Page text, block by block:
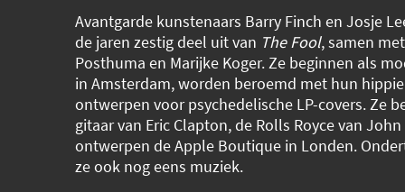
Avantgarde kunstenaars Barry Finch en Josje
de jaren zestig deel uit van The Fool, samen
Posthuma en Marijke Koger. Ze beginnen als
in Amsterdam, worden beroemd met hun
ontwerpen voor psychedelische LP-covers. Ze
gitaar van Eric Clapton, de Rolls Royce van
ontwerpen de Apple Boutique in Londen.
ze ook nog eens muziek.